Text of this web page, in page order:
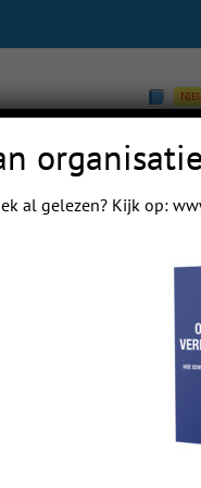
5
5
papa even.
al gelezen? Kijk op: